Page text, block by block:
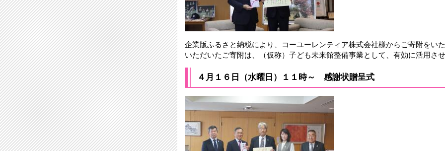
企業版ふるさと納税により、コーユーレンティア株式会社様からご寄附をいた
いただいたご寄附は、（仮称）子ども未来館整備事業として、有効に活用させ
４月１６日（水曜日）１１時～ 感謝状贈呈式